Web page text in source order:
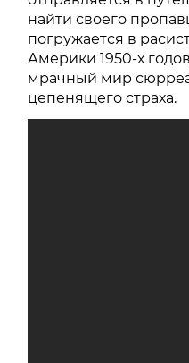
найти своего
погружается в
Америки 1950-х
мрачный мир
цепенящего страха.